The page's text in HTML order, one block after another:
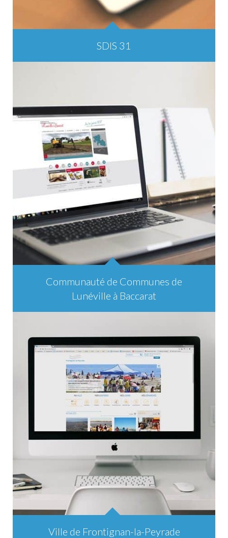
SDIS 31
Communauté de Communes de
Lunéville à Baccarat
Ville de Frontignan-la-Peyrade